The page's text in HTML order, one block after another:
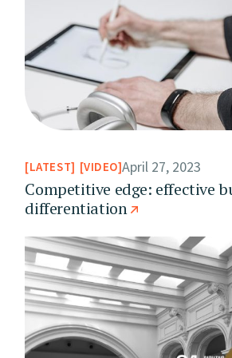
LATEST VIDEO April 27, 2023
Competitive edge: effective
differentiation